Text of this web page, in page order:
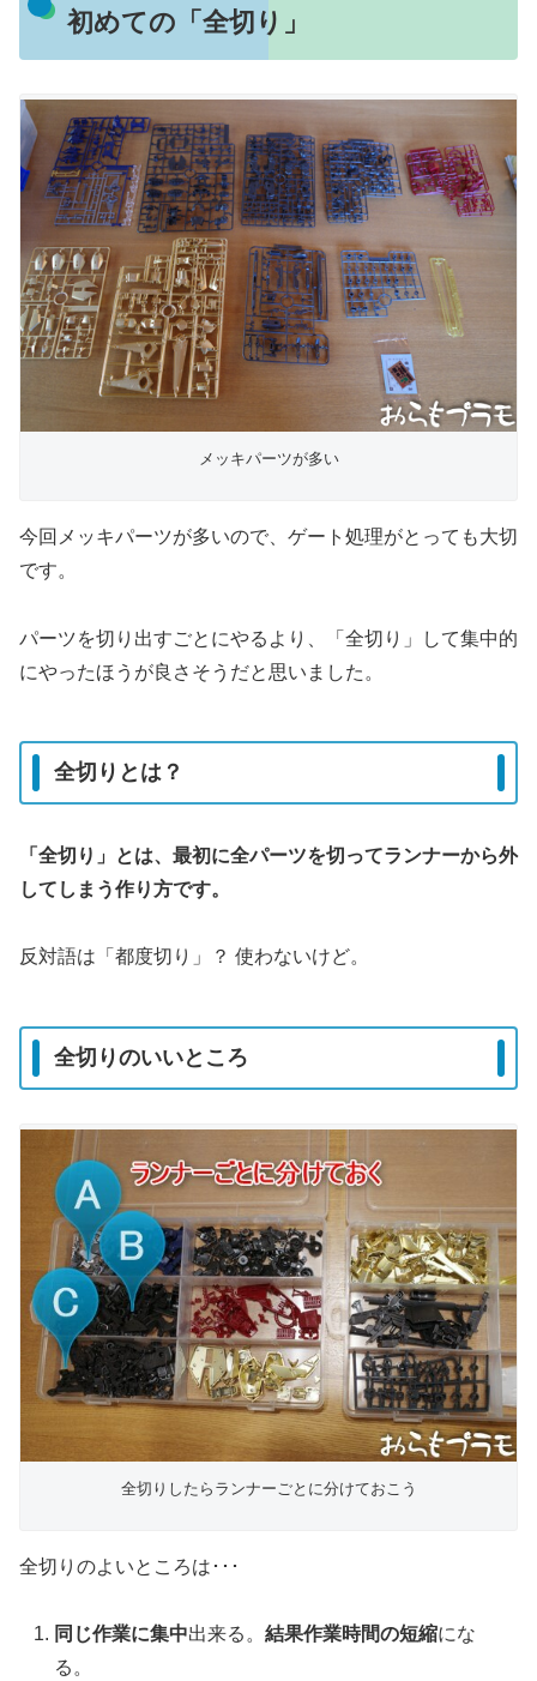
初めての「全切り」
メッキパーツが多い
今回メッキパーツが多いので、ゲート処理がとっても大切
です。
パーツを切り出すごとにやるより、「全切り」して集中的
にやったほうが良さそうだと思いました。
全切りとは？
「全切り」とは、最初に全パーツを切ってランナーから外
してしまう作り方です。
反対語は「都度切り」？ 使わないけど。
全切りのいいところ
全切りしたらランナーごとに分けておこう
全切りのよいところは･･･
同じ作業に集中出来る。結果作業時間の短縮にな
る。